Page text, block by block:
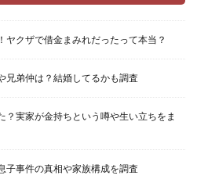
ヤクザで借金まみれだったって本当？
兄弟仲は？結婚してるかも調査
？実家が金持ちという噂や生い立ちをま
子事件の真相や家族構成を調査